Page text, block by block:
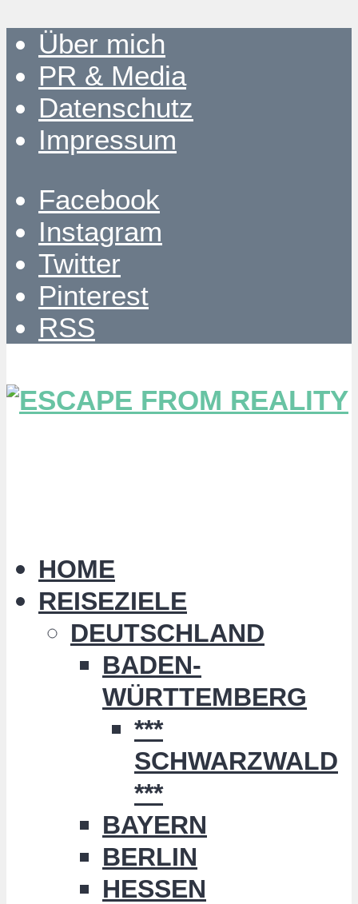
Über mich
PR & Media
Datenschutz
Impressum
Facebook
Instagram
Twitter
Pinterest
RSS
HOME
REISEZIELE
DEUTSCHLAND
BADEN-
WÜRTTEMBERG
***
SCHWARZWALD
***
BAYERN
BERLIN
HESSEN